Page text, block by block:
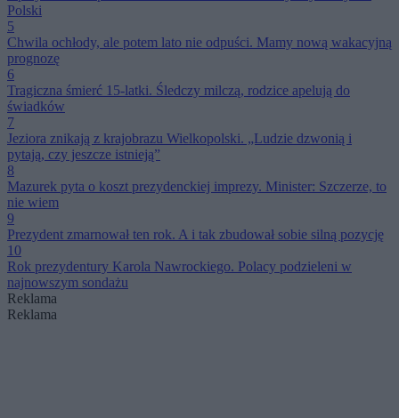
Polski
5
Chwila ochłody, ale potem lato nie odpuści. Mamy nową wakacyjną
prognozę
6
Tragiczna śmierć 15-latki. Śledczy milczą, rodzice apelują do
świadków
7
Jeziora znikają z krajobrazu Wielkopolski. „Ludzie dzwonią i
pytają, czy jeszcze istnieją”
8
Mazurek pyta o koszt prezydenckiej imprezy. Minister: Szczerze, to
nie wiem
9
Prezydent zmarnował ten rok. A i tak zbudował sobie silną pozycję
10
Rok prezydentury Karola Nawrockiego. Polacy podzieleni w
najnowszym sondażu
Reklama
Reklama